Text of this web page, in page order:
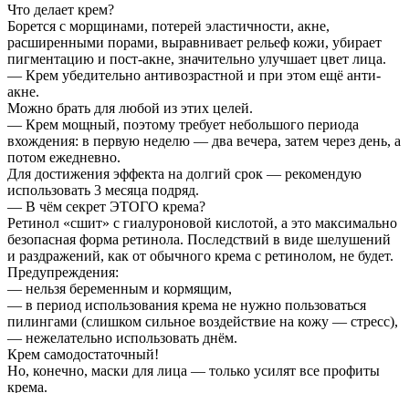
Что делает крем?
Борется с морщинами, потерей эластичности, акне,
расширенными порами, выравнивает рельеф кожи, убирает
пигментацию и пост-акне, значительно улучшает цвет лица.
— Крем убедительно антивозрастной и при этом ещё анти-
акне.
Можно брать для любой из этих целей.
— Крем мощный, поэтому требует небольшого периода
вхождения: в первую неделю — два вечера, затем через день, а
потом ежедневно.
Для достижения эффекта на долгий срок — рекомендую
использовать 3 месяца подряд.
— В чём секрет ЭТОГО крема?
Ретинол «сшит» с гиалуроновой кислотой, а это максимально
безопасная форма ретинола. Последствий в виде шелушений
и раздражений, как от обычного крема с ретинолом, не будет.
Предупреждения:
— нельзя беременным и кормящим,
— в период использования крема не нужно пользоваться
пилингами (слишком сильное воздействие на кожу — стресс),
— нежелательно использовать днём.
Крем самодостаточный!
Но, конечно, маски для лица — только усилят все профиты
крема.